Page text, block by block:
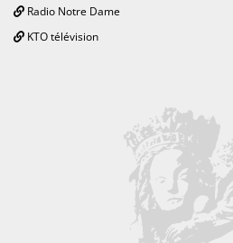
Radio Notre Dame
KTO télévision